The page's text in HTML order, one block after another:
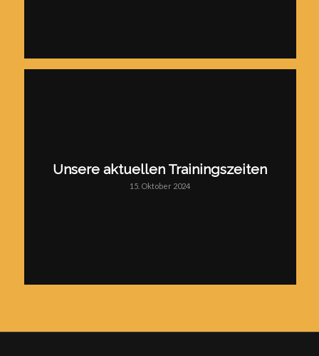
Unsere aktuellen Trainingszeiten
15. Oktober 2024